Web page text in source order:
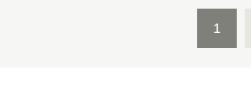
1